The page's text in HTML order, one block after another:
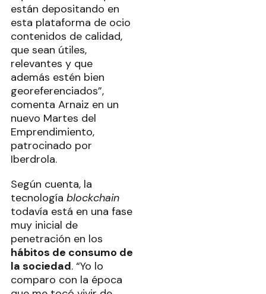
están depositando en
esta plataforma de ocio
contenidos de calidad,
que sean útiles,
relevantes y que
además estén bien
georeferenciados”,
comenta Arnaiz en un
nuevo Martes del
Emprendimiento,
patrocinado por
Iberdrola.
Según cuenta, la
tecnología blockchain
todavía está en una fase
muy inicial de
penetración en los
hábitos de consumo de
la sociedad. “Yo lo
comparo con la época